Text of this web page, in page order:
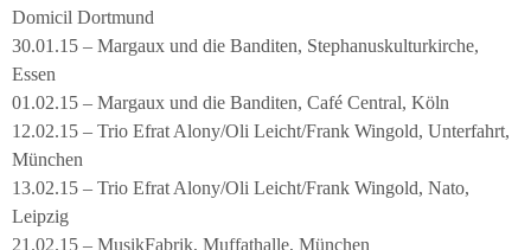
Domicil Dortmund
30.01.15 – Margaux und die Banditen, Stephanuskulturkirche,
Essen
01.02.15 – Margaux und die Banditen, Café Central, Köln
12.02.15 – Trio Efrat Alony/Oli Leicht/Frank Wingold, Unterfahrt,
München
13.02.15 – Trio Efrat Alony/Oli Leicht/Frank Wingold, Nato,
Leipzig
21.02.15 – MusikFabrik, Muffathalle, München